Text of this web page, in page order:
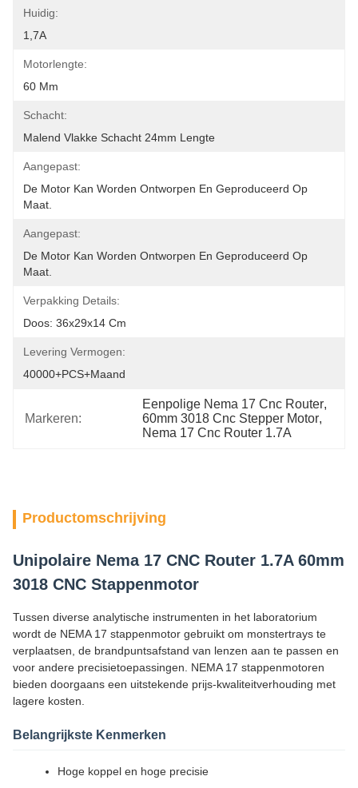
Huidig:
1,7A
Motorlengte:
60 Mm
Schacht:
Malend Vlakke Schacht 24mm Lengte
Aangepast:
De Motor Kan Worden Ontworpen En Geproduceerd Op
Maat.
Aangepast:
De Motor Kan Worden Ontworpen En Geproduceerd Op
Maat.
Verpakking Details:
Doos: 36x29x14 Cm
Levering Vermogen:
40000+PCS+maand
Markeren:
Eenpolige Nema 17 Cnc Router,
60mm 3018 Cnc Stepper Motor,
Nema 17 Cnc Router 1.7A
Productomschrijving
Unipolaire Nema 17 CNC Router 1.7A 60mm
3018 CNC Stappenmotor
Tussen diverse analytische instrumenten in het laboratorium
wordt de NEMA 17 stappenmotor gebruikt om monstertrays te
verplaatsen, de brandpuntsafstand van lenzen aan te passen en
voor andere precisietoepassingen. NEMA 17 stappenmotoren
bieden doorgaans een uitstekende prijs-kwaliteitverhouding met
lagere kosten.
Belangrijkste Kenmerken
Hoge koppel en hoge precisie